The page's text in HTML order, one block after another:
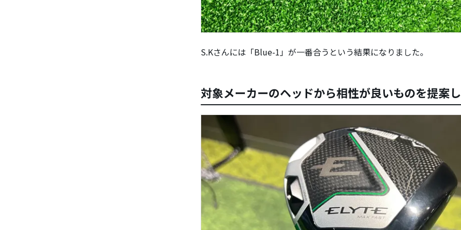
S.Kさんには「Blue-1」が一番合うという結果になりました。
対象メーカーのヘッドから相性が良いものを提案